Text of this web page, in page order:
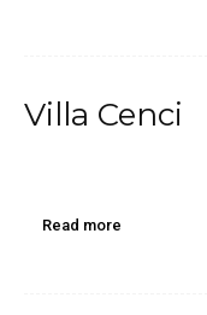
Villa Cenci
Read more